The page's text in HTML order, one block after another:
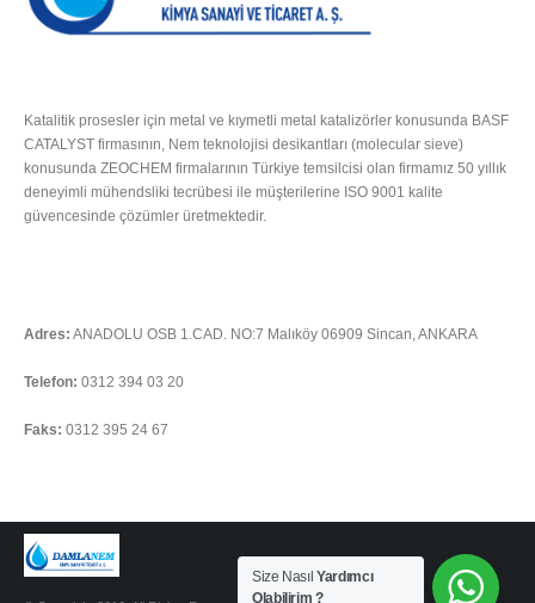
Katalitik prosesler için metal ve kıymetli metal katalizörler konusunda BASF
CATALYST firmasının, Nem teknolojisi desikantları (molecular sieve)
konusunda ZEOCHEM firmalarının Türkiye temsilcisi olan firmamız 50 yıllık
deneyimli mühendsliki tecrübesi ile müşterilerine ISO 9001 kalite
güvencesinde çözümler üretmektedir.
Adres: ANADOLU OSB 1.CAD. NO:7 Malıköy 06909 Sincan, ANKARA
Telefon: 0312 394 03 20
Faks: 0312 395 24 67
Size NasılYardımcı
Olabilirim ?